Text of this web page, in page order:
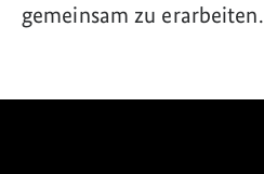
gemeinsam zu erarbeiten.